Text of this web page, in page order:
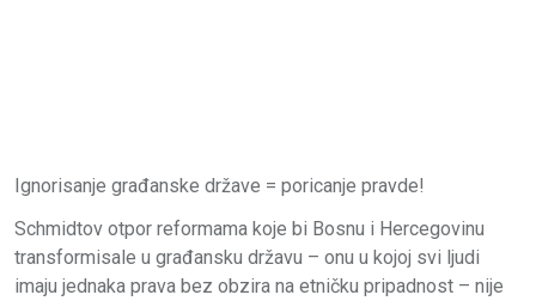
Ignorisanje građanske države = poricanje pravde!
Schmidtov otpor reformama koje bi Bosnu i Hercegovinu
transformisale u građansku državu – onu u kojoj svi ljudi
imaju jednaka prava bez obzira na etničku pripadnost – nije